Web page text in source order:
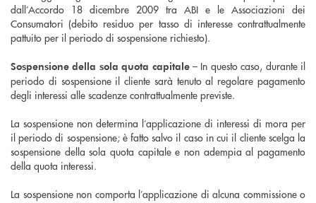
dall’Accordo 18 dicembre 2009 tra ABI e le Associazioni dei
Consumatori (debito residuo per tasso di interesse contrattualmente
pattuito per il periodo di sospensione richiesto).
Sospensione della sola quota capitale– In questo caso, durante il
periodo di sospensione il cliente sarà tenuto al regolare pagamento
degli interessi alle scadenze contrattualmente previste.
La sospensione non determina l’applicazione di interessi di mora per
il periodo di sospensione; è fatto salvo il caso in cui il cliente scelga la
sospensione della sola quota capitale e non adempia al pagamento
della quota interessi.
La sospensione non comporta l’applicazione di alcuna commissione o